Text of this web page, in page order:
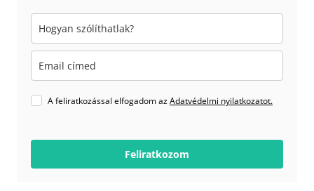
A feliratkozással elfogadom azAdatvédelmi nyilatkozatot.
Feliratkozom